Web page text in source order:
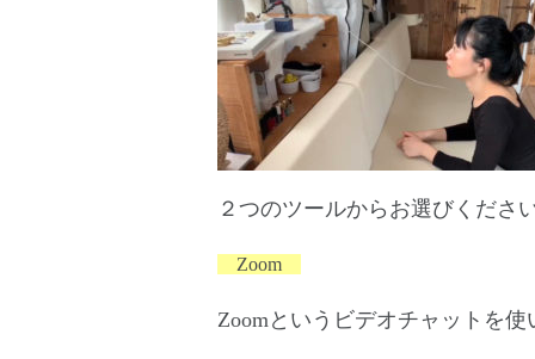
２つのツールからお選びくださ
Zoom
Zoomというビデオチャットを使